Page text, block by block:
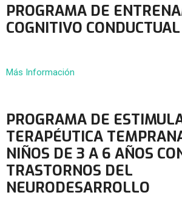
PROGRAMA DE
COGNITIVO CONDUCTUAL
Más Información
PROGRAMA DE
TERAPÉUTICA
NIÑOS DE 3 A 6 AÑOS
TRASTORNOS DEL
NEURODESARROLLO